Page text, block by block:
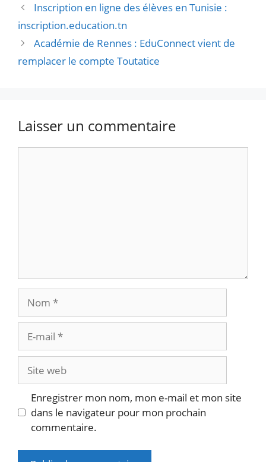
Inscription en ligne des élèves en Tunisie :
inscription.education.tn
Académie de Rennes : EduConnect vient de
remplacer le compte Toutatice
Laisser un commentaire
mail
Site
web
Enregistrer mon nom, mon e-mail et mon site
dans le navigateur pour mon prochain
commentaire.